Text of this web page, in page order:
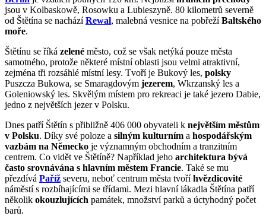
jsou v Kolbaskowě, Rosowku a Lubieszyně. 80 kilometrů severně
od Štětína se nacházíRewal, malebná vesnice na pobřežíBaltského
moře.
Štětínu se říká zelené město, což se však netýká pouze města
samotného, protože některé místní oblasti jsou velmi atraktivní,
zejména tři rozsáhlé místní lesy. Tvoří je Bukový les, polsky
Puszcza Bukowa, se Smaragdovým jezerem, Wkrzanský les a
Goleniowský les. Skvělým místem pro rekreaci je také jezero Dabie,
jedno z největších jezer v Polsku.
Dnes patří Štětín s přibližně 406 000 obyvateli k největším městům
v Polsku. Díky své poloze a silným kulturním a hospodářským
vazbám na Německo je významným obchodním a tranzitním
centrem. Co vidět ve Štětíně? Například jeho architektura bývá
často srovnávána s hlavním městem Francie. Také se mu
přezdívá Paříž severu, neboť centrum města tvoříhvězdicovité
náměstí s rozbíhajícími se třídami. Mezi hlavní lákadla Štětína patří
několik okouzlujících památek, množství parků a úctyhodný počet
barů.